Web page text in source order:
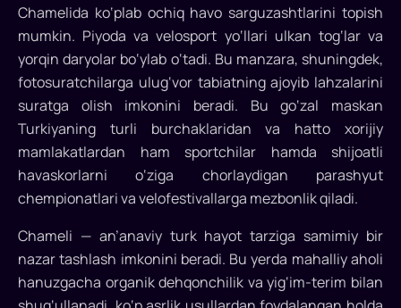
joylashgan
Chameli
qishlog‘i
Cittaslow
tarmog‘iga
qo‘shilgani
e’lon
qilindi...
Chamelida ko‘plab ochiq havo sarguzashtlarini topish
mumkin. Piyoda va velosport yo‘llari ulkan tog‘lar va
yorqin daryolar bo‘ylab o‘tadi. Bu manzara, shuningdek,
fotosuratchilarga ulug‘vor tabiatning ajoyib lahzalarini
suratga olish imkonini beradi. Bu go‘zal maskan
Turkiyaning turli burchaklaridan va hatto xorijiy
mamlakatlardan ham sportchilar hamda shijoatli
havaskorlarni o‘ziga chorlaydigan parashyut
chempionatlari va velofestivallarga mezbonlik qiladi.
Chameli — an’anaviy turk hayot tarziga samimiy bir
nazar tashlash imkonini beradi. Bu yerda mahalliy aholi
hanuzgacha organik dehqonchilik va yig‘im-terim bilan